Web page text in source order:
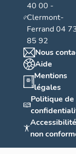
40 00 -
Clermont-
Ferrand 04
85 92
Nous
Aide
Mentions
légales
Politique de
non